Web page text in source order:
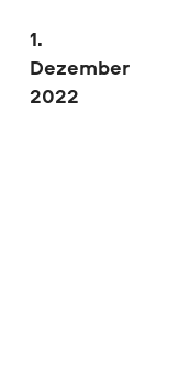
1.
Dezember
2022